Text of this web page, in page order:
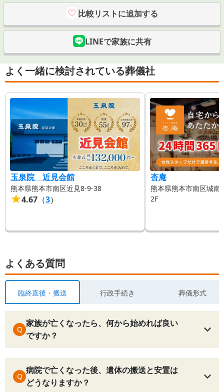
比較リストに追加する
LINEで家族に共有
よく一緒に検討されている葬儀社
玉泉院 近見会館
熊本県熊本市南区近見8-9-38
4.67 （3）
杏庵
熊本県熊本市南区城
2F
よくある質問
臨終直後・搬送 行政手続き 葬儀形式
Q
家族が亡くなったら、何から始めれば良い
ですか？
Q
病院で亡くなった後、遺体の搬送と安置は
どうなりますか？